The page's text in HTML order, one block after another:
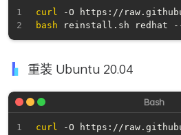
curl -O https://
bash
重装 Ubuntu 20.04
curl
-O https://